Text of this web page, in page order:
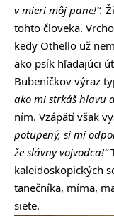
v mieri môj pane!“.
tohto človeka.
kedy Othello už
ako psík hľadajúci
Bubeníčkov výraz
ako mi strkáš hlavu
ním. Vzápätí však
potupený, si mi
že slávny vojvodca!“
kaleidoskopických
tanečníka, míma,
siete.